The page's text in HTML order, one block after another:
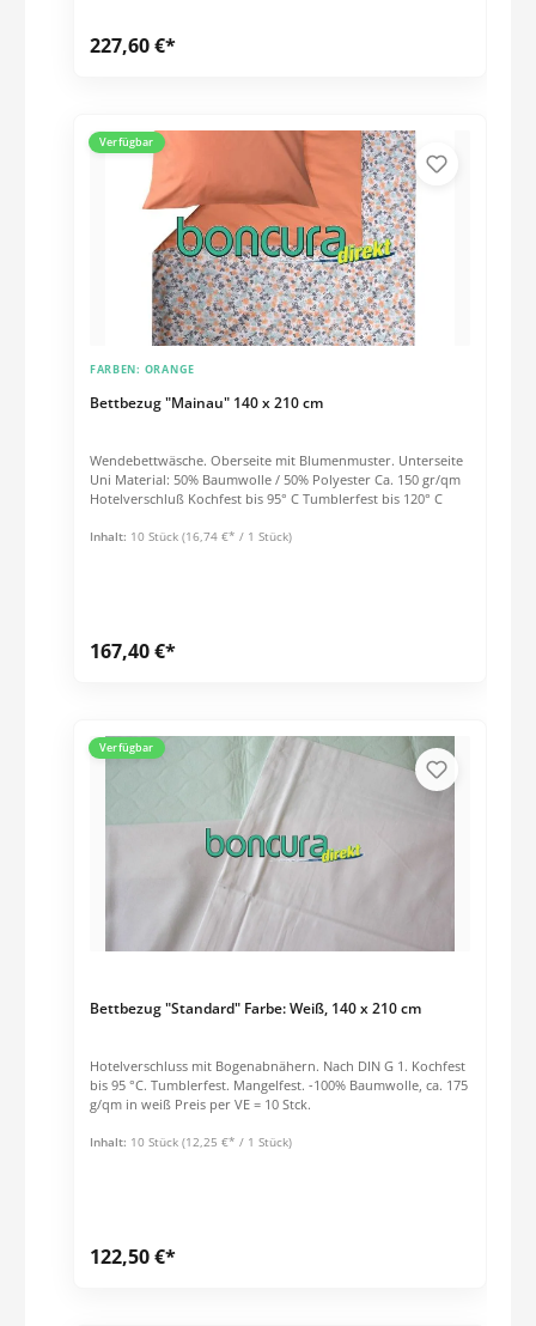
227,60 €*
Verfügbar
Bettbezug "Mainau" 140 x 210 cm
FARBEN: ORANGE
Wendebettwäsche. Oberseite mit Blumenmuster. Unterseite
Uni Material: 50% Baumwolle / 50% Polyester Ca. 150 gr/qm
Hotelverschluß Kochfest bis 95° C Tumblerfest bis 120° C
Inhalt: 10 Stück (16,74 €* / 1 Stück)
167,40 €*
Verfügbar
Bettbezug "Standard" Farbe: Weiß, 140 x 210 cm
Hotelverschluss mit Bogenabnähern. Nach DIN G 1. Kochfest
bis 95 °C. Tumblerfest. Mangelfest. -100% Baumwolle, ca. 175
g/qm in weiß Preis per VE = 10 Stck.
Inhalt: 10 Stück (12,25 €* / 1 Stück)
122,50 €*